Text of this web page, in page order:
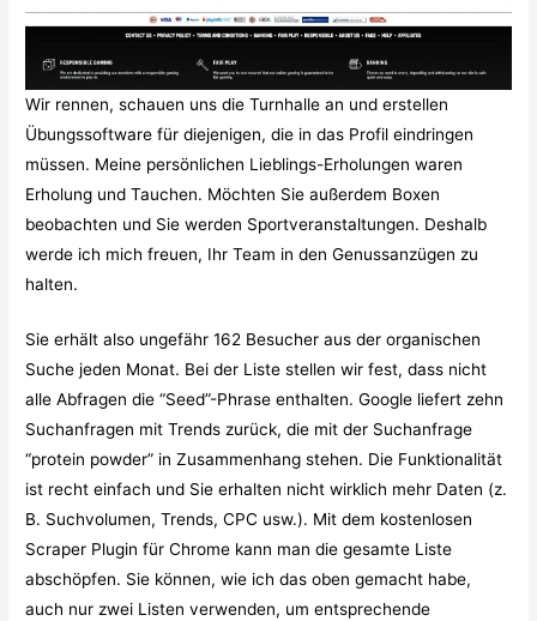
Wir rennen, schauen uns die Turnhalle an und erstellen
Übungssoftware für diejenigen, die in das Profil eindringen
müssen. Meine persönlichen Lieblings-Erholungen waren
Erholung und Tauchen. Möchten Sie außerdem Boxen
beobachten und Sie werden Sportveranstaltungen. Deshalb
werde ich mich freuen, Ihr Team in den Genussanzügen zu
halten.
Sie erhält also ungefähr 162 Besucher aus der organischen
Suche jeden Monat. Bei der Liste stellen wir fest, dass nicht
alle Abfragen die “Seed”-Phrase enthalten. Google liefert zehn
Suchanfragen mit Trends zurück, die mit der Suchanfrage
“protein powder” in Zusammenhang stehen. Die Funktionalität
ist recht einfach und Sie erhalten nicht wirklich mehr Daten (z.
B. Suchvolumen, Trends, CPC usw.). Mit dem kostenlosen
Scraper Plugin für Chrome kann man die gesamte Liste
abschöpfen. Sie können, wie ich das oben gemacht habe,
auch nur zwei Listen verwenden, um entsprechende